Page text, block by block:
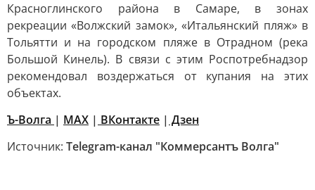
Красноглинского района в Самаре, в зонах
рекреации «Волжский замок», «Итальянский пляж» в
Тольятти и на городском пляже в Отрадном (река
Большой Кинель). В связи с этим Роспотребнадзор
рекомендовал воздержаться от купания на этих
объектах.
Ъ-Волга | МАХ | ВКонтакте | Дзен
Источник: Telegram-канал "Коммерсантъ Волга"